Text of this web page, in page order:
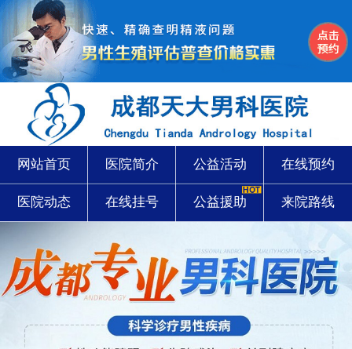
网站首页 医院简介 公益活动 在线预约
医院动态 在线挂号 公益援助 来院路线